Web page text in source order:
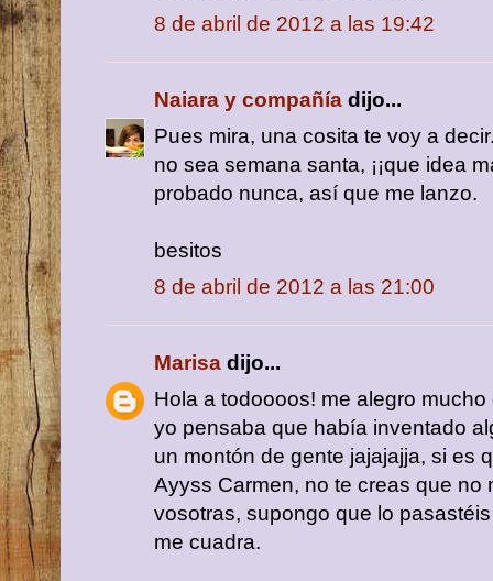
8 de abril de 2012 a las 19:42
Naiara y compañía dijo...
Pues mira, una cosita te voy a
no sea semana santa, ¡¡que idea
probado nunca, así que me lanzo.
besitos
8 de abril de 2012 a las 21:00
Marisa dijo...
Hola a todoooos! me alegro
yo pensaba que había inventado
un montón de gente jajajajja, si es
Ayyss Carmen, no te creas que no
vosotras, supongo que lo
me cuadra.